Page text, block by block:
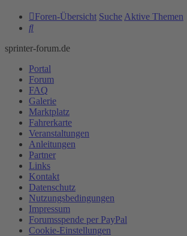
Foren-Übersicht Suche Aktive Themen
Suche
sprinter-forum.de
Portal
Forum
FAQ
Galerie
Marktplatz
Fahrerkarte
Veranstaltungen
Anleitungen
Partner
Links
Kontakt
Datenschutz
Nutzungsbedingungen
Impressum
Forumsspende per PayPal
Cookie-Einstellungen